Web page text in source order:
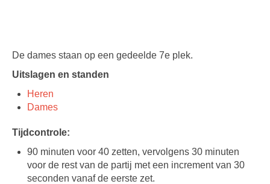
De dames staan op een gedeelde 7e plek.
Uitslagen en standen
Heren
Dames
Tijdcontrole:
90 minuten voor 40 zetten, vervolgens 30 minuten
voor de rest van de partij met een increment van 30
seconden vanaf de eerste zet.